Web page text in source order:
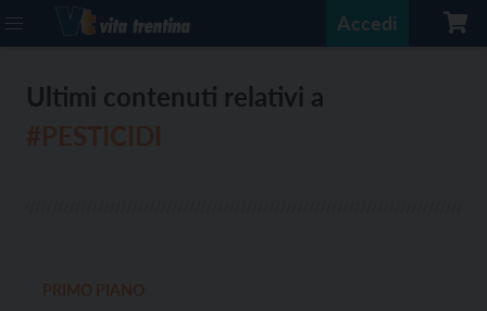
Accedi
Ultimi contenuti relativi a